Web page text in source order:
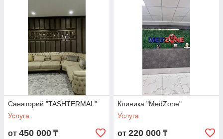
Санаторий "TASHTERMAL"
Услуга
от 450 000 ₸
Клиника "MedZone"
Услуга
от 220 000 ₸